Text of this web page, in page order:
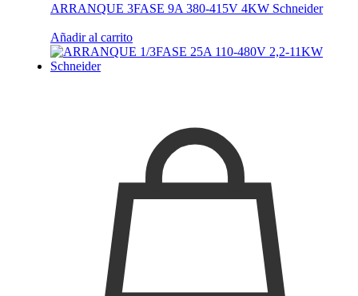
ARRANQUE 3FASE 9A 380-415V 4KW Schneider
Añadir al carrito